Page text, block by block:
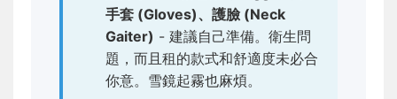
手套 (Gloves)、護臉 (Neck
Gaiter) - 建議自己準備。衛生問
題，而且租的款式和舒適度未必合
你意。雪鏡起霧也麻煩。